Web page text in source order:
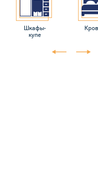
Шкафы-
купе